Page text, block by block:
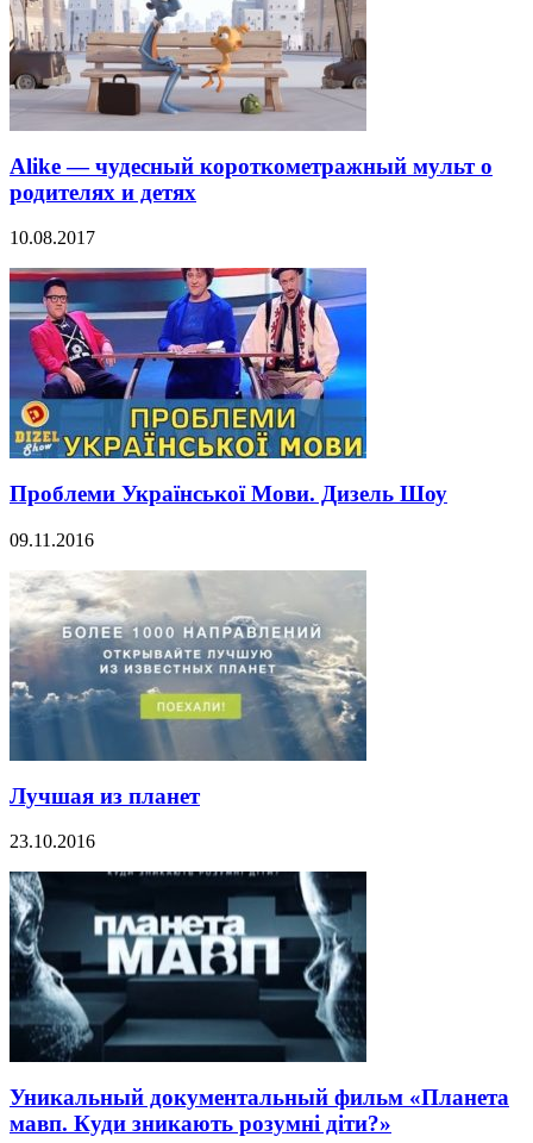
Alike — чудесный короткометражный мульт о
родителях и детях
10.08.2017
Проблеми Української Мови. Дизель Шоу
09.11.2016
Лучшая из планет
23.10.2016
Уникальный документальный фильм «Планета
мавп. Куди зникають розумні діти?»